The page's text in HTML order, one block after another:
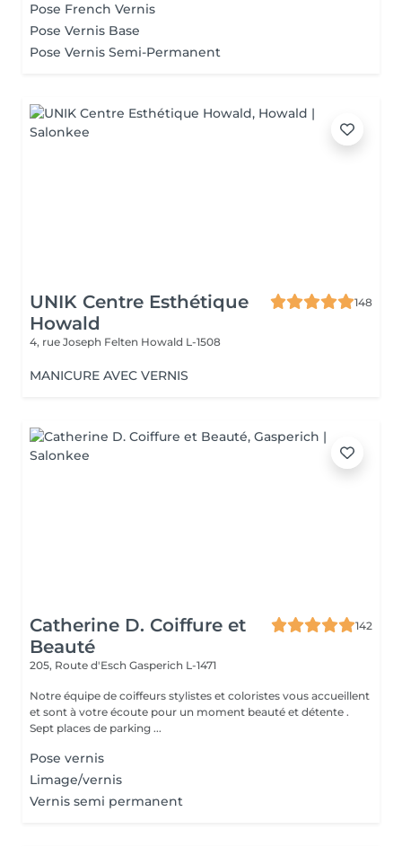
Pose French Vernis
Pose Vernis Base
Pose Vernis Semi-Permanent
UNIK Centre Esthétique
Howald
148
4, rue Joseph Felten Howald L-1508
MANICURE AVEC VERNIS
Catherine D. Coiffure et
Beauté
142
205, Route d'Esch Gasperich L-1471
Notre équipe de coiffeurs stylistes et coloristes vous accueillent
et sont à votre écoute pour un moment beauté et détente .
Sept places de parking ...
Pose vernis
Limage/vernis
Vernis semi permanent